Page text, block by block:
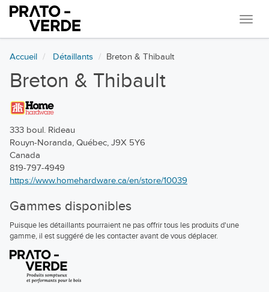
Accueil Détaillants Breton & Thibault
Breton & Thibault
333 boul. Rideau
Rouyn-Noranda, Québec, J9X 5Y6
Canada
819-797-4949
https://www.homehardware.ca/en/store/10039
Gammes disponibles
Puisque les détaillants pourraient ne pas offrir tous les produits d'une
gamme, il est suggéré de les contacter avant de vous déplacer.